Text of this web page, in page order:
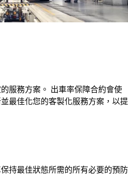
服務方案。 出車率保障合約會使
最佳化您的客製化服務方案，以提
持最佳狀態所需的所有必要的預防